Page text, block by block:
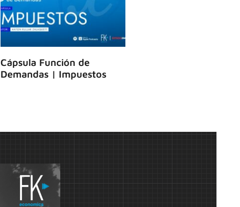
Cápsula Función de
Demandas | Impuestos